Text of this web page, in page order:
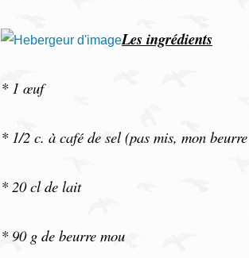
Les ingrédients
* 1 œuf
* 1/2 c. à café de sel (pas mis, mon
* 20 cl de lait
*90 g de beurre mou